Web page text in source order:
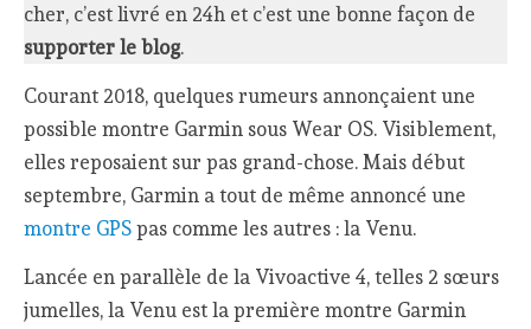
cher, c’est livré en 24h et c’est une bonne façon de
supporter le blog.
Courant 2018, quelques rumeurs annonçaient une
possible montre Garmin sous Wear OS. Visiblement,
elles reposaient sur pas grand-chose. Mais début
septembre, Garmin a tout de même annoncé une
montre GPSpas comme les autres : la Venu.
Lancée en parallèle de la Vivoactive 4, telles 2 sœurs
jumelles, la Venu est la première montre Garmin